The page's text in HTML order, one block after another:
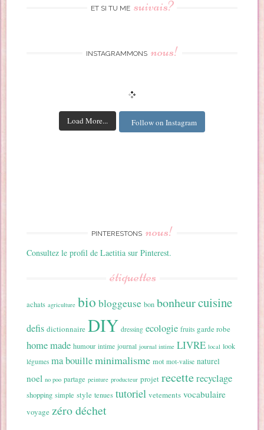
ET SI TU ME suivais?
INSTAGRAMMONS nous!
Load More... Follow on Instagram
PINTERESTONS nous!
Consultez le profil de Laetitia sur Pinterest.
étiquettes
achats agriculture bio bloggeuse bon bonheurcuisine
defis dictionnaire DIY dressing ecologie fruits garde robe
home made humour intime journal journal intime LIVRE local look
légumes ma bouilleminimalisme mot mot-valise naturel
noel no poo partage peinture producteur projet recetterecyclage
shopping simple style tenues tutoriel vetements vocabulaire
voyage zéro déchet